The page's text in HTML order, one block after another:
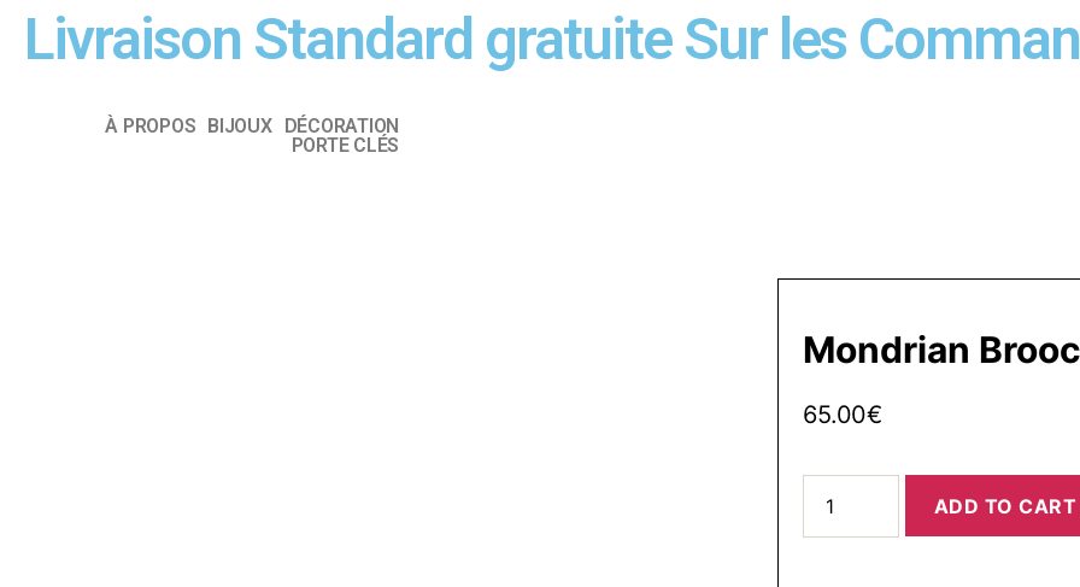
Livraison Standard gratuite Sur les
À PROPOS BIJOUX DÉCORATION
PORTE CLÉS
Mondrian
65.00€
ADD TO CART